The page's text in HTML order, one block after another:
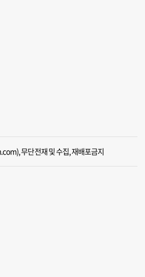
무단전재 및 수집, 재배포금지